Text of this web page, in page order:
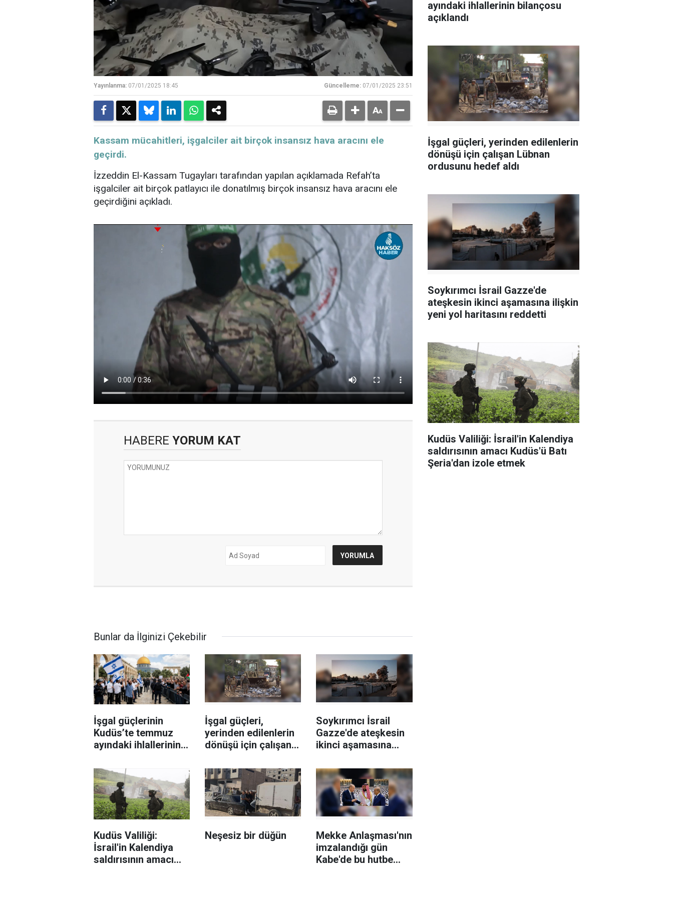
Yayınlanma: 07/01/2025 18:45 Güncelleme: 07/01/2025 23:51
​​​​​​​Kassam mücahitleri, işgalciler ait birçok insansız hava aracını ele
geçirdi.
İzzeddin El-Kassam Tugayları tarafından yapılan açıklamada Refah’ta
işgalciler ait birçok patlayıcı ile donatılmış birçok insansız hava aracını ele
geçirdiğini açıkladı.
HABERE YORUM KAT
Bunlar da İlginizi Çekebilir
İşgal güçlerinin
Kudüs’te temmuz
ayındaki ihlallerinin
İşgal güçleri,
yerinden edilenlerin
dönüşü için çalışan
hedef aldı
Soykırımcı İsrail
Gazze'de ateşkesin
ikinci aşamasına
haritasını reddetti
Kudüs Valiliği:
İsrail'in Kalendiya
saldırısının amacı
Neşesiz bir düğün
Mekke Anlaşması'nın
imzalandığı gün
Kabe'de bu hutbe
ayındaki ihlallerinin bilançosu
açıklandı
İşgal güçleri, yerinden edilenlerin
dönüşü için çalışan Lübnan
ordusunu hedef aldı
Soykırımcı İsrail Gazze'de
ateşkesin ikinci aşamasına ilişkin
yeni yol haritasını reddetti
Kudüs Valiliği: İsrail'in Kalendiya
saldırısının amacı Kudüs'ü Batı
Şeria'dan izole etmek